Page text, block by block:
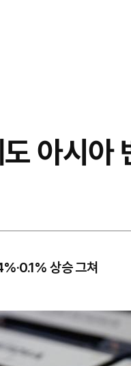
아시아
상승 그쳐